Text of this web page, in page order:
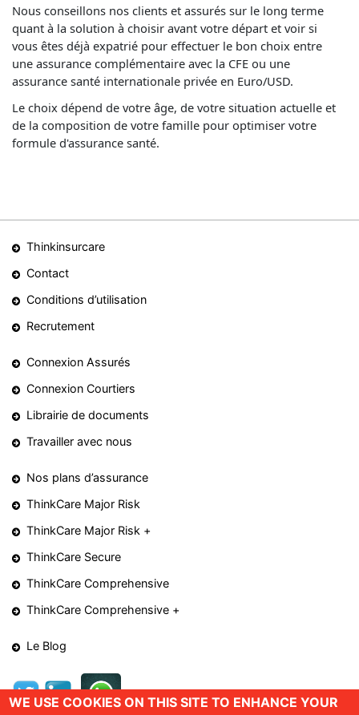
Nous conseillons nos clients et assurés sur le long terme
quant à la solution à choisir avant votre départ et voir si
vous êtes déjà expatrié pour effectuer le bon choix entre
une assurance complémentaire avec la CFE ou une
assurance santé internationale privée en Euro/USD.
Le choix dépend de votre âge, de votre situation actuelle et
de la composition de votre famille pour optimiser votre
formule d'assurance santé.
Thinkinsurcare
Contact
Conditions d’utilisation
Recrutement
Connexion Assurés
Connexion Courtiers
Librairie de documents
Travailler avec nous
Nos plans d’assurance
ThinkCare Major Risk
ThinkCare Major Risk +
ThinkCare Secure
ThinkCare Comprehensive
ThinkCare Comprehensive +
Le Blog
WE USE COOKIES ON THIS SITE TO ENHANCE YOUR